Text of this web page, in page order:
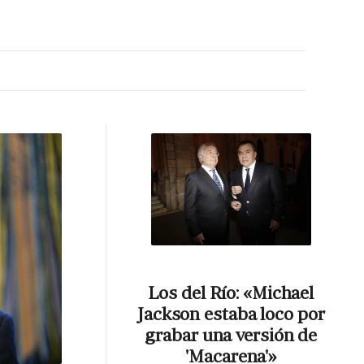
Los del Río: «Michael
Jackson estaba loco por
grabar una versión de
'Macarena'»